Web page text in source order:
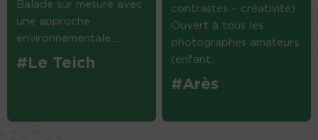
Balade sur mesure avec
une approche
environnementale....
#Le Teich
contrastes – créativité)
Ouvert à tous les
photographes amateurs
(enfant...
#Arès